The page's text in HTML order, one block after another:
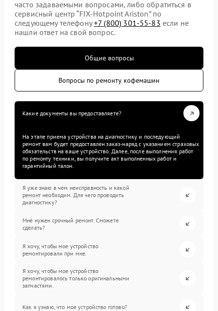
часто задаваемыми вопросами, либо обратиться в
сервисный центр “FIX-Hotpoint Ariston” по
следующему телефону+7 (800) 301-55-83 если не
нашли ответ на свой вопрос.
Общие вопросы
Вопросы по ремонту кофемашин
Какие документы вы предоставляете?
На этапе приема устройства на диагностику и последующий
ремонт вам будет предоставлен заказ-наряд с указанием страховых
обязательств на ваше устройство. Далее, после выполнения работ
по ремонту техники, вы получите акт выполненных работ и
гарантийный талон.
Я уже знаю в чем неисправность и какой
ремонт необходим. Для чего проводить
диагностику?
Мне нужен срочный ремонт. Сможете
сделать?
Я хочу, чтобы мое устройство
ремонтировали при мне.
Я хочу, чтобы мое устройство
ремонтировалось только оригинальными
запчастями.
Как я узнаю, что мое устройство готово?